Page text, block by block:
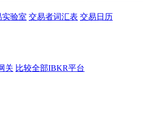
验室 交易者词汇表 交易日历
关 比较全部IBKR平台